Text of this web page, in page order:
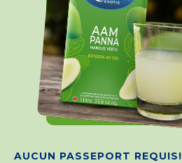
AUCUN PASSEPORT REQUIS!